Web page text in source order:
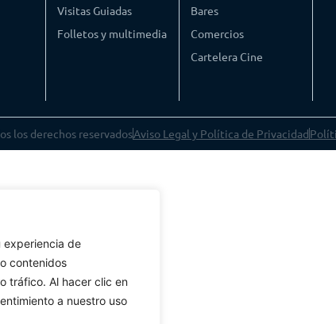
experiencia de
contenidos
tráfico. Al hacer clic en
a nuestro uso
Visitas Guiadas
Folletos y multimedia
Bares
Comercios
Cartelera Cine
los derechos reservadosAviso Legal y Política de Privacidad